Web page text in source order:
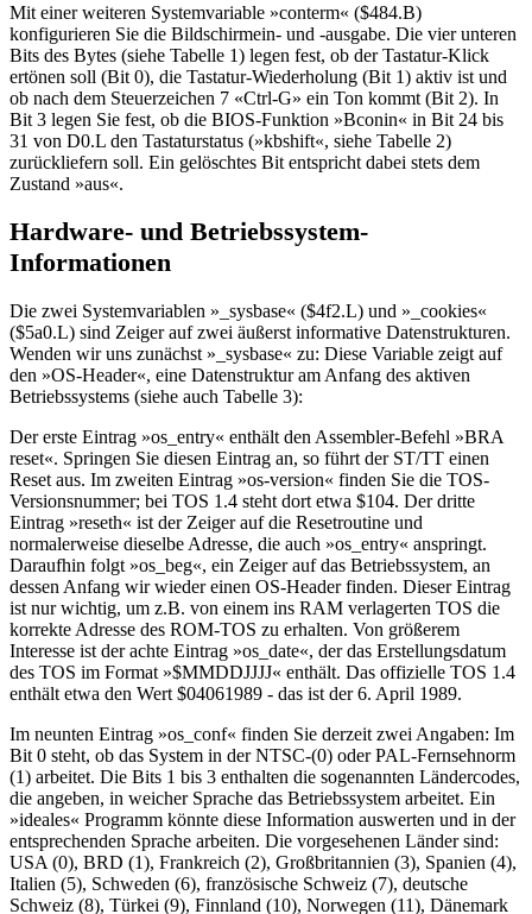
Mit einer weiteren Systemvariable »conterm« ($484.B)
konfigurieren Sie die Bildschirmein- und -ausgabe. Die vier unteren
Bits des Bytes (siehe Tabelle 1) legen fest, ob der Tastatur-Klick
ertönen soll (Bit 0), die Tastatur-Wiederholung (Bit 1) aktiv ist und
ob nach dem Steuerzeichen 7 «Ctrl-G» ein Ton kommt (Bit 2). In
Bit 3 legen Sie fest, ob die BIOS-Funktion »Bconin« in Bit 24 bis
31 von D0.L den Tastaturstatus (»kbshift«, siehe Tabelle 2)
zurückliefern soll. Ein gelöschtes Bit entspricht dabei stets dem
Zustand »aus«.
Hardware- und Betriebssystem-
Informationen
Die zwei Systemvariablen »_sysbase« ($4f2.L) und »_cookies«
($5a0.L) sind Zeiger auf zwei äußerst informative Datenstrukturen.
Wenden wir uns zunächst »_sysbase« zu: Diese Variable zeigt auf
den »OS-Header«, eine Datenstruktur am Anfang des aktiven
Betriebssystems (siehe auch Tabelle 3):
Der erste Eintrag »os_entry« enthält den Assembler-Befehl »BRA
reset«. Springen Sie diesen Eintrag an, so führt der ST/TT einen
Reset aus. Im zweiten Eintrag »os-version« finden Sie die TOS-
Versionsnummer; bei TOS 1.4 steht dort etwa $104. Der dritte
Eintrag »reseth« ist der Zeiger auf die Resetroutine und
normalerweise dieselbe Adresse, die auch »os_entry« anspringt.
Daraufhin folgt »os_beg«, ein Zeiger auf das Betriebssystem, an
dessen Anfang wir wieder einen OS-Header finden. Dieser Eintrag
ist nur wichtig, um z.B. von einem ins RAM verlagerten TOS die
korrekte Adresse des ROM-TOS zu erhalten. Von größerem
Interesse ist der achte Eintrag »os_date«, der das Erstellungsdatum
des TOS im Format »$MMDDJJJJ« enthält. Das offizielle TOS 1.4
enthält etwa den Wert $04061989 - das ist der 6. April 1989.
Im neunten Eintrag »os_conf« finden Sie derzeit zwei Angaben: Im
Bit 0 steht, ob das System in der NTSC-(0) oder PAL-Fernsehnorm
(1) arbeitet. Die Bits 1 bis 3 enthalten die sogenannten Ländercodes,
die angeben, in weicher Sprache das Betriebssystem arbeitet. Ein
»ideales« Programm könnte diese Information auswerten und in der
entsprechenden Sprache arbeiten. Die vorgesehenen Länder sind:
USA (0), BRD (1), Frankreich (2), Großbritannien (3), Spanien (4),
Italien (5), Schweden (6), französische Schweiz (7), deutsche
Schweiz (8), Türkei (9), Finnland (10), Norwegen (11), Dänemark